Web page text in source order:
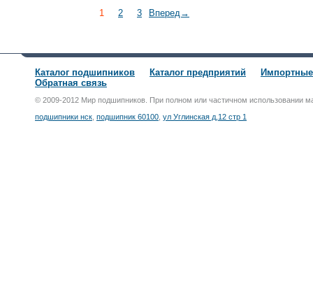
Вперед→
1 2 3
Каталог подшипников Каталог предприятий
Обратная связь
© 2009-2012 Мир подшипников. При полном или частичном использовании
подшипники нск подшипник 60100 ул Углинская д,12 стр 1